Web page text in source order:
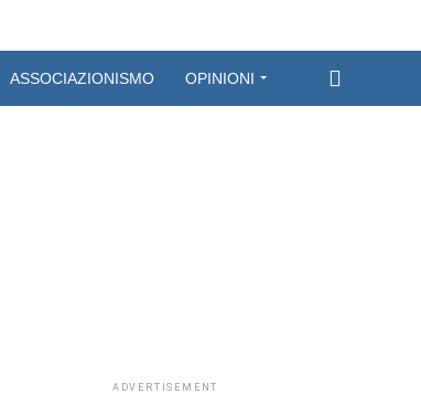
ASSOCIAZIONISMO OPINIONI
ADVERTISEMENT